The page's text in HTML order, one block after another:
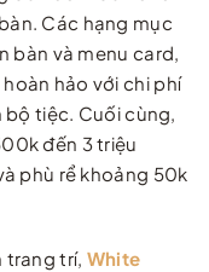
Các hạng mục
bàn và menu card,
hảo với chi phí
tiệc. Cuối cùng,
đến 3 triệu
phù rể khoảng 50k
trang trí, White